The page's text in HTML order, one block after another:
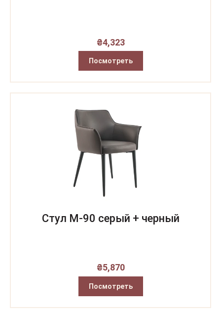
₴4,323
Посмотреть
Стул M-90 серый + черный
₴5,870
Посмотреть